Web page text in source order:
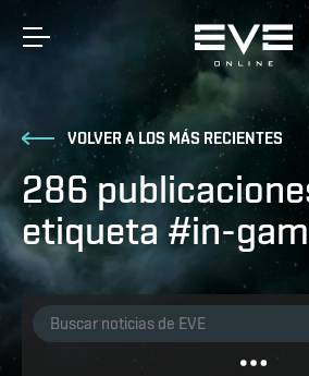
VOLVER A LOS MÁS RECIENTES
286
etiqueta #in-